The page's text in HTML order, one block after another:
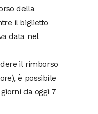
della
il biglietto
data nel
il rimborso
è possibile
da oggi 7